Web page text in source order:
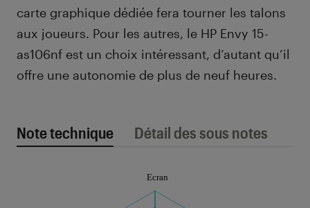
carte graphique dédiée fera tourner les talons
aux joueurs. Pour les autres, le HP Envy 15-
as106nf est un choix intéressant, d’autant qu’il
offre une autonomie de plus de neuf heures.
Note technique Détail des sous notes